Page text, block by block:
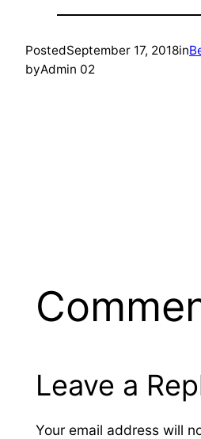
PostedSeptember 17, 2018in
byAdmin 02
Leave a
Your email address will